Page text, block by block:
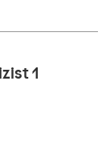
1